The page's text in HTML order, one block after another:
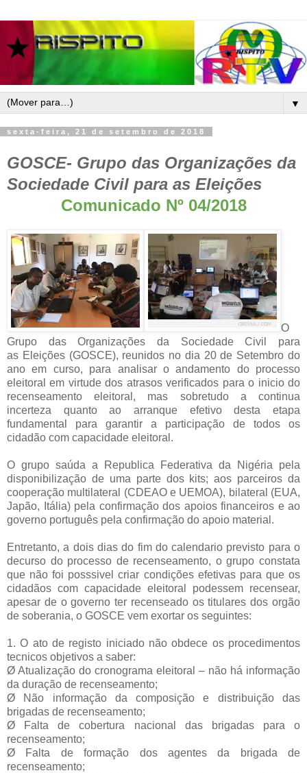
▼
sexta-feira, 21 de setembro de 2018
GOSCE- Grupo das Organizações da
Sociedade Civil para as Eleições
Comunicado Nº 04/2018
O
Grupo das Organizações da Sociedade Civil para
as Eleições (GOSCE), reunidos no dia 20 de Setembro do
ano em curso, para analisar o andamento do processo
eleitoral em virtude dos atrasos verificados para o inicio do
recenseamento eleitoral, mas sobretudo a continua
incerteza quanto ao arranque efetivo desta etapa
fundamental para garantir a participação de todos os
cidadão com capacidade eleitoral.
O grupo saúda a Republica Federativa da Nigéria pela
disponibilização de uma parte dos kits; aos parceiros da
cooperação multilateral (CDEAO e UEMOA), bilateral (EUA,
Japão, Itália) pela confirmação dos apoios financeiros e ao
governo português pela confirmação do apoio material.
Entretanto, a dois dias do fim do calendario previsto para o
decurso do processo de recenseamento, o grupo constata
que não foi posssivel criar condições efetivas para que os
cidadãos com capacidade eleitoral podessem recensear,
apesar de o governo ter recenseado os titulares dos orgão
de soberania, o GOSCE vem exortar os seguintes:
1. O ato de registo iniciado não obdece os procedimentos
tecnicos objetivos a saber:
Ø Atualização do cronograma eleitoral – não há informação
da duração de recenseamento;
Ø Não informação da composição e distribuição das
brigadas de recenseamento;
Ø Falta de cobertura nacional das brigadas para o
recenseamento;
Ø Falta de formação dos agentes da brigada de
recenseamento;